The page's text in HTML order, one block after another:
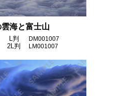
海と富士山
L判 DM001007
2L判 LM001007